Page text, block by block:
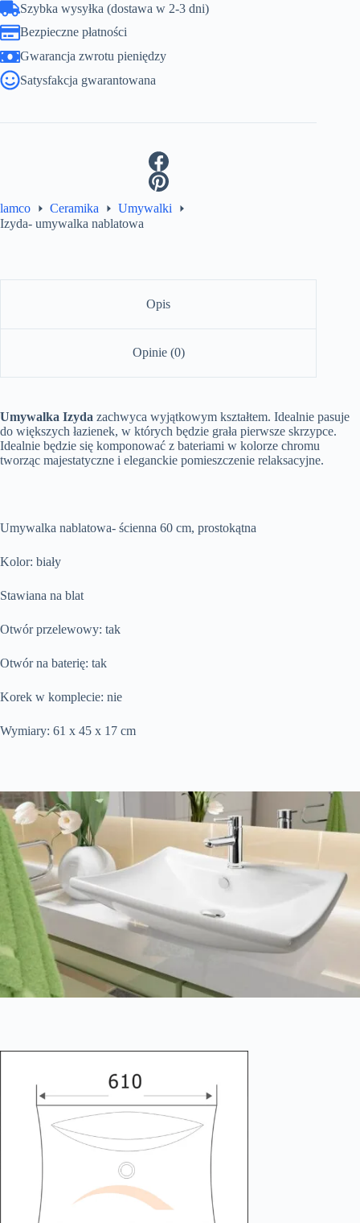
Szybka wysyłka (dostawa w 2-3 dni)
Bezpieczne płatności
Gwarancja zwrotu pieniędzy
Satysfakcja gwarantowana
lamco Ceramika
Umywalki
Izyda- umywalka nablatowa
Opis
Opinie (0)
Umywalka Izyda zachwyca wyjątkowym kształtem. Idealnie pasuje
do większych łazienek, w których będzie grała pierwsze skrzypce.
Idealnie będzie się komponować z bateriami w kolorze chromu
tworząc majestatyczne i eleganckie pomieszczenie relaksacyjne.
Umywalka nablatowa- ścienna 60 cm, prostokątna
Kolor: biały
Stawiana na blat
Otwór przelewowy: tak
Otwór na baterię: tak
Korek w komplecie: nie
Wymiary: 61 x 45 x 17 cm